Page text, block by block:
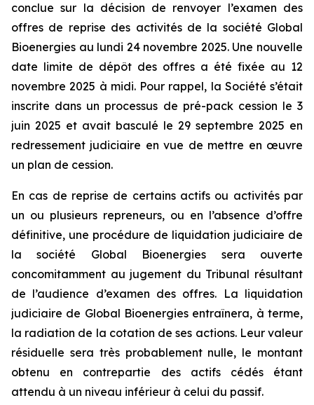
conclue sur la décision de renvoyer l’examen des
offres de reprise des activités de la société Global
Bioenergies au lundi 24 novembre 2025. Une nouvelle
date limite de dépôt des offres a été fixée au 12
novembre 2025 à midi. Pour rappel, la Société s’était
inscrite dans un processus de pré-pack cession le 3
juin 2025 et avait basculé le 29 septembre 2025 en
redressement judiciaire en vue de mettre en œuvre
un plan de cession.
En cas de reprise de certains actifs ou activités par
un ou plusieurs repreneurs, ou en l’absence d’offre
définitive, une procédure de liquidation judiciaire de
la société Global Bioenergies sera ouverte
concomitamment au jugement du Tribunal résultant
de l’audience d’examen des offres. La liquidation
judiciaire de Global Bioenergies entraînera, à terme,
la radiation de la cotation de ses actions. Leur valeur
résiduelle sera très probablement nulle, le montant
obtenu en contrepartie des actifs cédés étant
attendu à un niveau inférieur à celui du passif.